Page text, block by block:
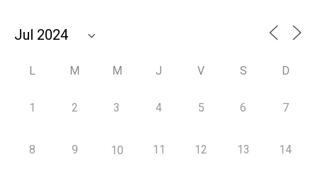
L M M J V S D
1 2 3 4 5 6 7
8 9 10 11 12 13 14